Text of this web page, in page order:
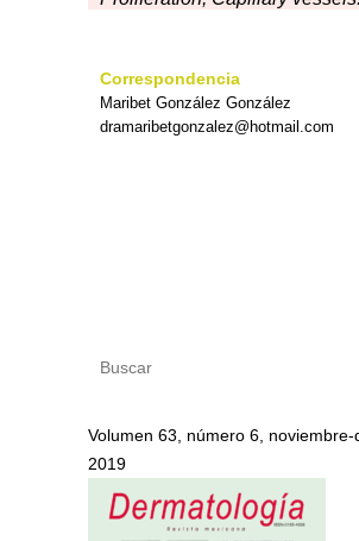
Correspondencia
Maribet González González
dramaribetgonzalez@hotmail.com
Volumen 63, número 6, noviembre-
2019